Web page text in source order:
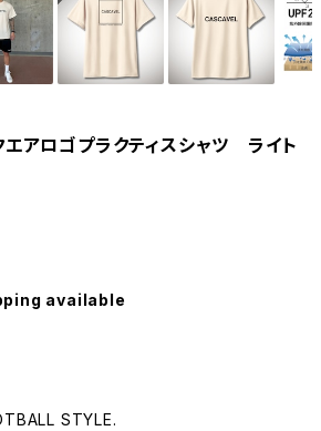
アロゴプラクティスシャツ ライト
available
STYLE.